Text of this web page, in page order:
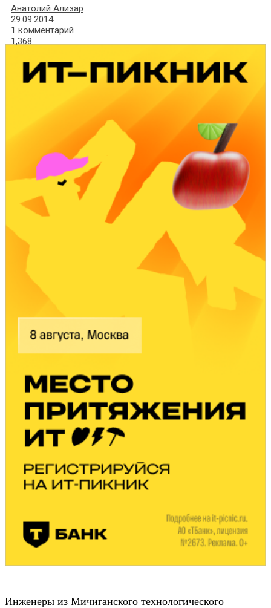
Анатолий Ализар
29.09.2014
1 комментарий
1,368
Инженеры из Мичиганского технологического